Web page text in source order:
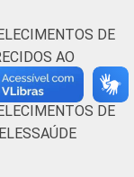
49 49
22 77
DE
AO
DE